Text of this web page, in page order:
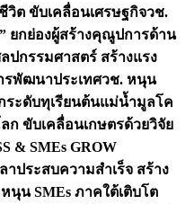
ต ขับเคลื่อนเศรษฐกิจวช.
ยกย่องผู้สร้างคุณูปการด้าน
ปกรรมศาสตร์ สร้างแรง
รพัฒนาประเทศวช. หนุน
ระดับทุเรียนต้นแม่น้ำมูลโค
ก ขับเคลื่อนเกษตรด้วยวิจัย
& SMEs GROW
าประสบความสำเร็จ สร้าง
นุน SMEs ภาคใต้เติบโต